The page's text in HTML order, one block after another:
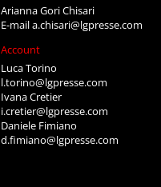
Arianna Gori Chisari
E-maila.chisari@lgpresse.com
Account
Luca Torino
l.torino@lgpresse.com
Ivana Cretier
i.cretier@lgpresse.com
Daniele Fimiano
d.fimiano@lgpresse.com